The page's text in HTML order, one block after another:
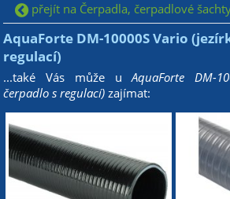
přejít na Čerpadla, čerpadlové
AquaForte DM-10000S Vario
regulací)
...také Vás může uAquaForte DM-
čerpadlo s regulací) zajímat: